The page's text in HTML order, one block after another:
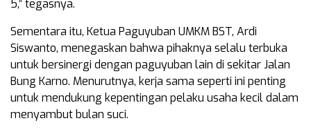
5,” tegasnya.
Sementara itu, Ketua Paguyuban UMKM BST, Ardi
Siswanto, menegaskan bahwa pihaknya selalu terbuka
untuk bersinergi dengan paguyuban lain di sekitar Jalan
Bung Karno. Menurutnya, kerja sama seperti ini penting
untuk mendukung kepentingan pelaku usaha kecil dalam
menyambut bulan suci.